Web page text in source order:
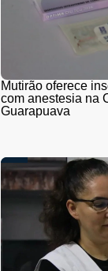
Mutirão oferece
com anestesia na
Guarapuava